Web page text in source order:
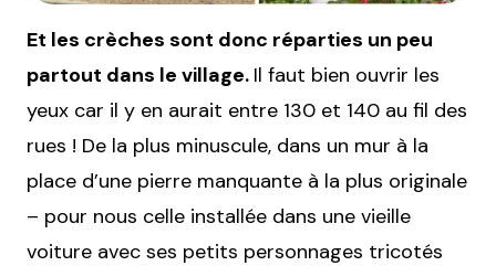
Et les crèches sont donc réparties un peu
partout dans le village. Il faut bien ouvrir les
yeux car il y en aurait entre 130 et 140 au fil des
rues ! De la plus minuscule, dans un mur à la
place d’une pierre manquante à la plus originale
– pour nous celle installée dans une vieille
voiture avec ses petits personnages tricotés